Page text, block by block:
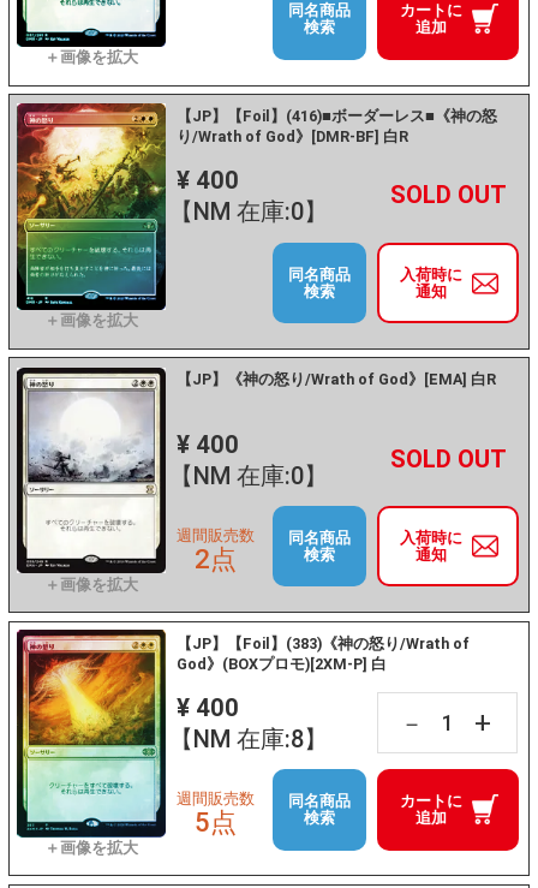
カートに
追加
同名商品
検索
【JP】【Foil】(416)■ボーダーレス■《神の怒
り/Wrath of God》[DMR-BF] 白R
¥ 400
【NM 在庫:0】
－ +
入荷時に
通知
同名商品
検索
【JP】《神の怒り/Wrath of God》[EMA] 白R
¥ 400
【NM 在庫:0】
－ +
入荷時に
通知
週間販売数
2点
同名商品
検索
【JP】【Foil】(383)《神の怒り/Wrath of
God》(BOXプロモ)[2XM-P] 白
¥ 400
【NM 在庫:8】
－ +
カートに
追加
週間販売数
5点
同名商品
検索